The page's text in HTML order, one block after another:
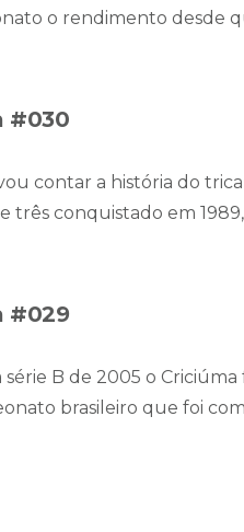
o rendimento desde
#030
contar a história do
três conquistado em
#029
série B de 2005 o
brasileiro que foi